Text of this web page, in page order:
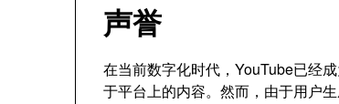
声誉
在当前数字化时代，YouTube已经
于平台上的内容。然而，由于用户